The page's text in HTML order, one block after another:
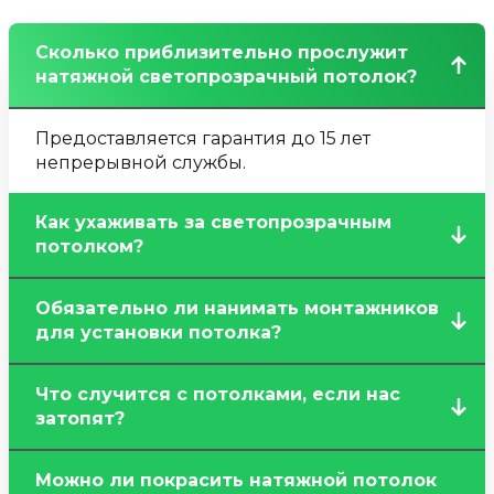
Сколько приблизительно прослужит
натяжной светопрозрачный потолок?
Предоставляется гарантия до 15 лет
непрерывной службы.
Как ухаживать за светопрозрачным
потолком?
покрытие влажной тряпкой, смоченной в
мыльном растворе. Не рекомендуется
использовать сильные химикаты.
Обязательно ли нанимать монтажников
для установки потолка?
но при работе со светильниками лучше
довериться электромонтеру, так как
работать с электричеством без навыков
очень опасно!
Что случится с потолками, если нас
затопят?
на квадратный метр. Это спасёт ваш ремонт
Можно ли покрасить натяжной потолок